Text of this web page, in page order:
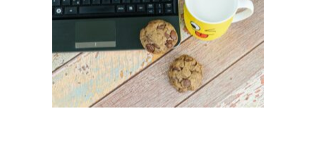
rigoureuse de ces méthodes? Ce n’est plus à
démontrer:les méthodologies projet,…
×